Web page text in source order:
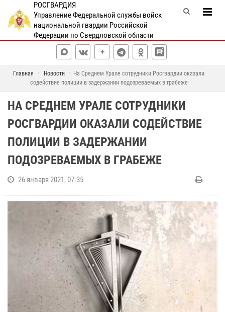
РОСГВАРДИЯ
Управление Федеральной службы войск
национальной гвардии Российской
Федерации по Свердловской области
Главная Новости
На Среднем Урале сотрудники Росгвардии оказали
содействие полиции в задержании подозреваемых в грабеже
НА СРЕДНЕМ УРАЛЕ СОТРУДНИКИ
РОСГВАРДИИ ОКАЗАЛИ СОДЕЙСТВИЕ
ПОЛИЦИИ В ЗАДЕРЖАНИИ
ПОДОЗРЕВАЕМЫХ В ГРАБЕЖЕ
26 января 2021, 07:35